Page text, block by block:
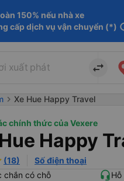
150% nếu nhà xe
cấp dịch vụ vận chuyển (*)
xuất phát import_export
chevron_right Xe Hue Happy Travel
chính thức của Vexere
Happy
(18)
Số điện thoại
chắn có chỗ